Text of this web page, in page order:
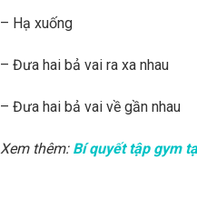
– Hạ xuống
– Đưa hai bả vai ra xa nhau
– Đưa hai bả vai về gần nhau
Xem thêm: Bí quyết tập gym